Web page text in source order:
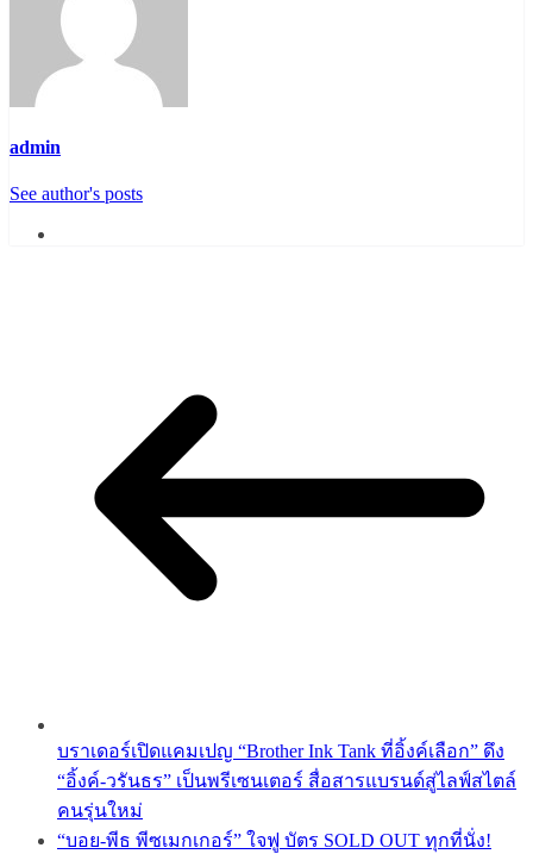
admin
See author's posts
บราเดอร์เปิดแคมเปญ “Brother Ink Tank ที่อิ้งค์เลือก” ดึง
“อิ้งค์-วรันธร” เป็นพรีเซนเตอร์ สื่อสารแบรนด์สู่ไลฟ์สไตล์
คนรุ่นใหม่
“บอย-พีธ พีซเมกเกอร์” ใจฟู บัตร SOLD OUT ทุกที่นั่ง!